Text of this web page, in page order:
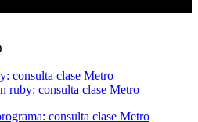
ruby: consulta clase Metro